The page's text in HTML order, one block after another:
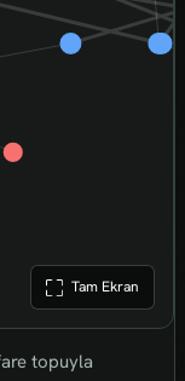
Tam Ekran
topuyla